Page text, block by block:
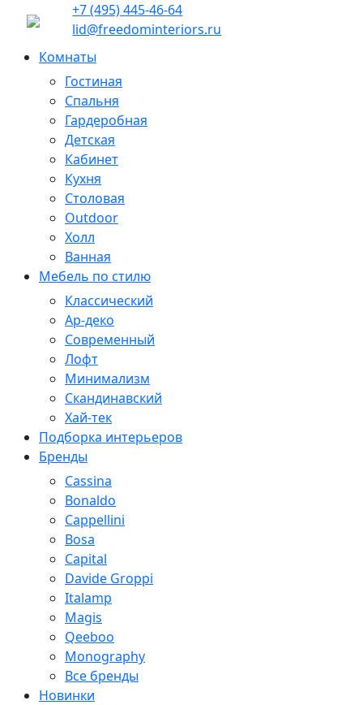
+7 (495) 445-46-64
lid@freedominteriors.ru
Комнаты
Гостиная
Спальня
Гардеробная
Детская
Кабинет
Кухня
Столовая
Outdoor
Холл
Ванная
Мебель по стилю
Классический
Ар-деко
Современный
Лофт
Минимализм
Скандинавский
Хай-тек
Подборка интерьеров
Бренды
Cassina
Bonaldo
Cappellini
Bosa
Capital
Davide Groppi
Italamp
Magis
Qeeboo
Monography
Все бренды
Новинки